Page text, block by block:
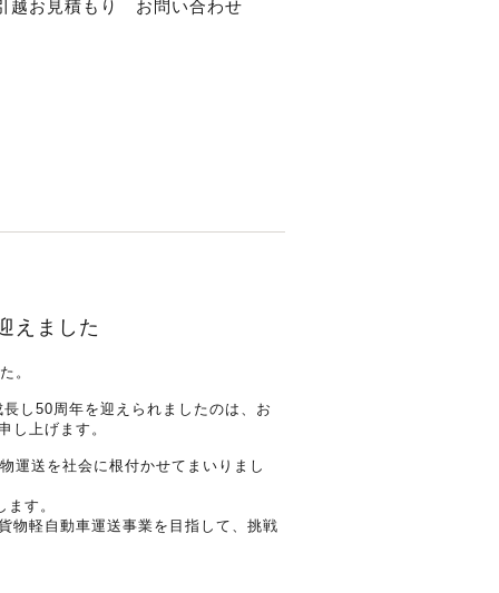
越お見積もり
お問い合わせ
えました
。
し50周年を迎えられましたのは、お
し上げます。
運送を社会に根付かせてまいりまし
す。
物軽自動車運送事業を目指して、挑戦